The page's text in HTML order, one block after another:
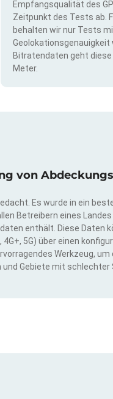
Empfangsqualität des
Zeitpunkt des Tests ab.
behalten wir nur Tests
Geolokationsgenauigkeit
Bitratendaten geht
Meter.
von
Es wurde in ein
Betreibern eines Landes
enthält. Diese Daten
5G) über einen
Werkzeug, um
Gebiete mit schlechter